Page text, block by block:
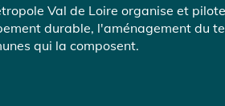
Val de Loire organise et
durable, l'aménagement du
qui la composent.